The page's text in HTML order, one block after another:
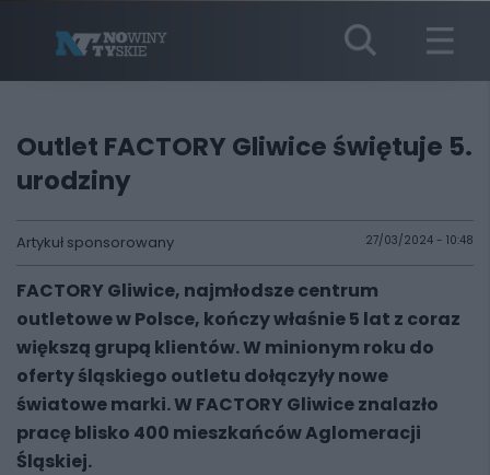
Outlet FACTORY Gliwice świętuje 5.
urodziny
Artykuł sponsorowany 27/03/2024 - 10:48
FACTORY Gliwice, najmłodsze centrum
outletowe w Polsce, kończy właśnie 5 lat z coraz
większą grupą klientów. W minionym roku do
oferty śląskiego outletu dołączyły nowe
światowe marki. W FACTORY Gliwice znalazło
pracę blisko 400 mieszkańców Aglomeracji
Śląskiej.